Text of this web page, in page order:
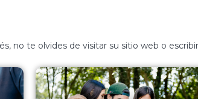
no te olvides de visitar su sitio web o